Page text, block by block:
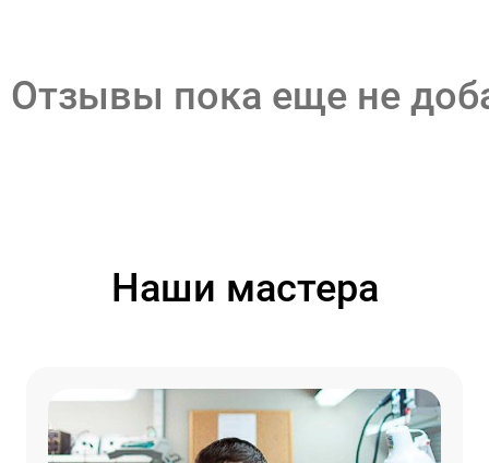
Отзывы пока еще не
Наши мастера